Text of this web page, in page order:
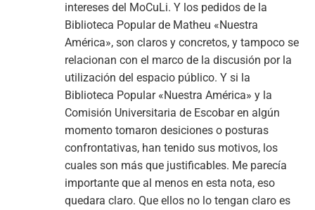
intereses del MoCuLi. Y los pedidos de la
Biblioteca Popular de Matheu «Nuestra
América», son claros y concretos, y tampoco se
relacionan con el marco de la discusión por la
utilización del espacio público. Y si la
Biblioteca Popular «Nuestra América» y la
Comisión Universitaria de Escobar en algún
momento tomaron desiciones o posturas
confrontativas, han tenido sus motivos, los
cuales son más que justificables. Me parecía
importante que al menos en esta nota, eso
quedara claro. Que ellos no lo tengan claro es